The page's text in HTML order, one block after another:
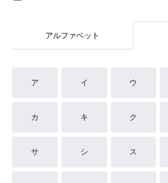
アルファベット
ア イ ウ
カ キ ク
サ シ ス